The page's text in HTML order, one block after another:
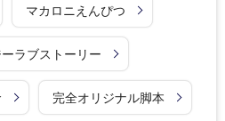
マカロニえんぴつ
ラブストーリー
完全オリジナル脚本